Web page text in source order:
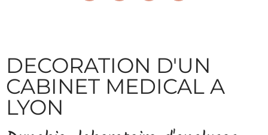
DECORATION D'UN
CABINET MEDICAL A
LYON